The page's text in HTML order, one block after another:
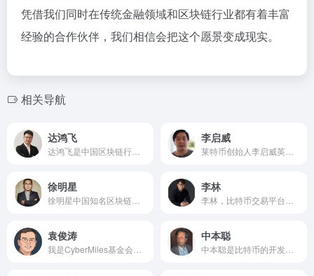
凭借我们同时在传统金融领域和区块链行业都有着丰富
经验的合作伙伴，我们相信会把这个愿景变成现实。
相关导航
达鸿飞 李启威
徐明星 李林
袁俊涛 中本聪